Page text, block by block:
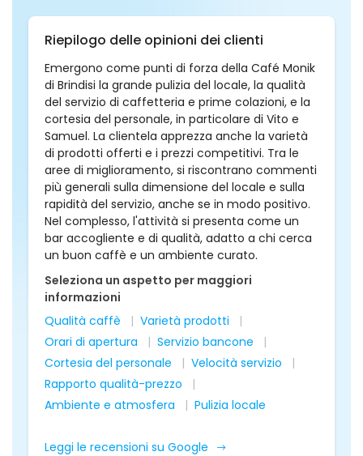
Riepilogo delle opinioni dei clienti
Emergono come punti di forza della Café Monik
di Brindisi la grande pulizia del locale, la qualità
del servizio di caffetteria e prime colazioni, e la
cortesia del personale, in particolare di Vito e
Samuel. La clientela apprezza anche la varietà
di prodotti offerti e i prezzi competitivi. Tra le
aree di miglioramento, si riscontrano commenti
più generali sulla dimensione del locale e sulla
rapidità del servizio, anche se in modo positivo.
Nel complesso, l'attività si presenta come un
bar accogliente e di qualità, adatto a chi cerca
un buon caffè e un ambiente curato.
Seleziona un aspetto per maggiori
informazioni
Qualità caffè
Varietà prodotti
Orari di apertura
Servizio bancone
Cortesia del personale
Velocità servizio
Rapporto qualità-prezzo
Ambiente e atmosfera
Pulizia locale
Leggi le recensioni su Google